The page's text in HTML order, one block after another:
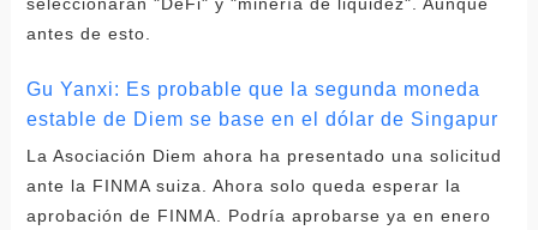
antes de esto.
Gu Yanxi: Es probable que la segunda moneda
estable de Diem se base en el dólar de Singapur
La Asociación Diem ahora ha presentado una solicitud
ante la FINMA suiza. Ahora solo queda esperar la
aprobación de FINMA. Podría aprobarse ya en enero